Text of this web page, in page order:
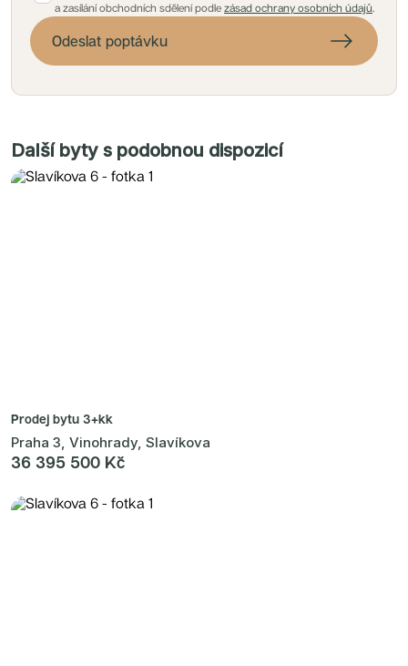
a zasílání obchodních sdělení podle zásad ochrany osobních údajů.
Odeslat poptávku
Další byty s podobnou dispozicí
Prodej bytu 3+kk
Praha 3, Vinohrady, Slavíkova
36 395 500 Kč